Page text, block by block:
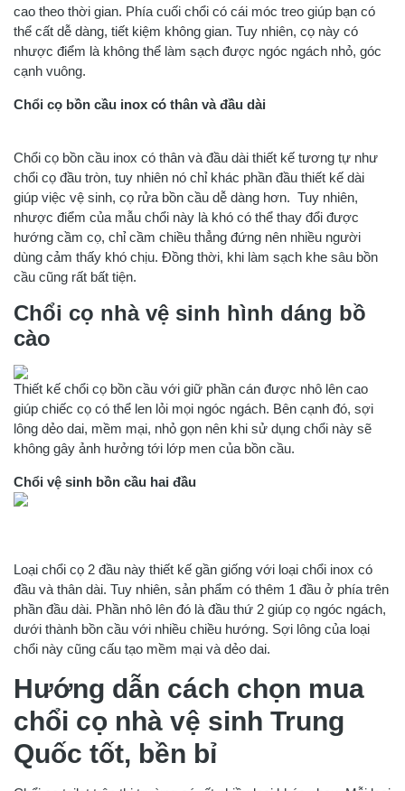
cao theo thời gian. Phía cuối chổi có cái móc treo giúp bạn có
thể cất dễ dàng, tiết kiệm không gian. Tuy nhiên, cọ này có
nhược điểm là không thể làm sạch được ngóc ngách nhỏ, góc
cạnh vuông.
Chổi cọ bồn cầu inox có thân và đầu dài
Chổi cọ bồn cầu inox có thân và đầu dài thiết kế tương tự như
chổi cọ đầu tròn, tuy nhiên nó chỉ khác phần đầu thiết kế dài
giúp việc vệ sinh, cọ rửa bồn cầu dễ dàng hơn. Tuy nhiên,
nhược điểm của mẫu chổi này là khó có thể thay đổi được
hướng cầm cọ, chỉ cầm chiều thẳng đứng nên nhiều người
dùng cảm thấy khó chịu. Đồng thời, khi làm sạch khe sâu bồn
cầu cũng rất bất tiện.
Chổi cọ nhà vệ sinh hình dáng bồ
cào
Thiết kế chổi cọ bồn cầu với giữ phần cán được nhô lên cao
giúp chiếc cọ có thể len lỏi mọi ngóc ngách. Bên cạnh đó, sợi
lông dẻo dai, mềm mại, nhỏ gọn nên khi sử dụng chổi này sẽ
không gây ảnh hưởng tới lớp men của bồn cầu.
Chổi vệ sinh bồn cầu hai đầu
Loại chổi cọ 2 đầu này thiết kế gần giống với loại chổi inox có
đầu và thân dài. Tuy nhiên, sản phẩm có thêm 1 đầu ở phía trên
phần đầu dài. Phần nhô lên đó là đầu thứ 2 giúp cọ ngóc ngách,
dưới thành bồn cầu với nhiều chiều hướng. Sợi lông của loại
chổi này cũng cấu tạo mềm mại và dẻo dai.
Hướng dẫn cách chọn mua
chổi cọ nhà vệ sinh Trung
Quốc tốt, bền bỉ